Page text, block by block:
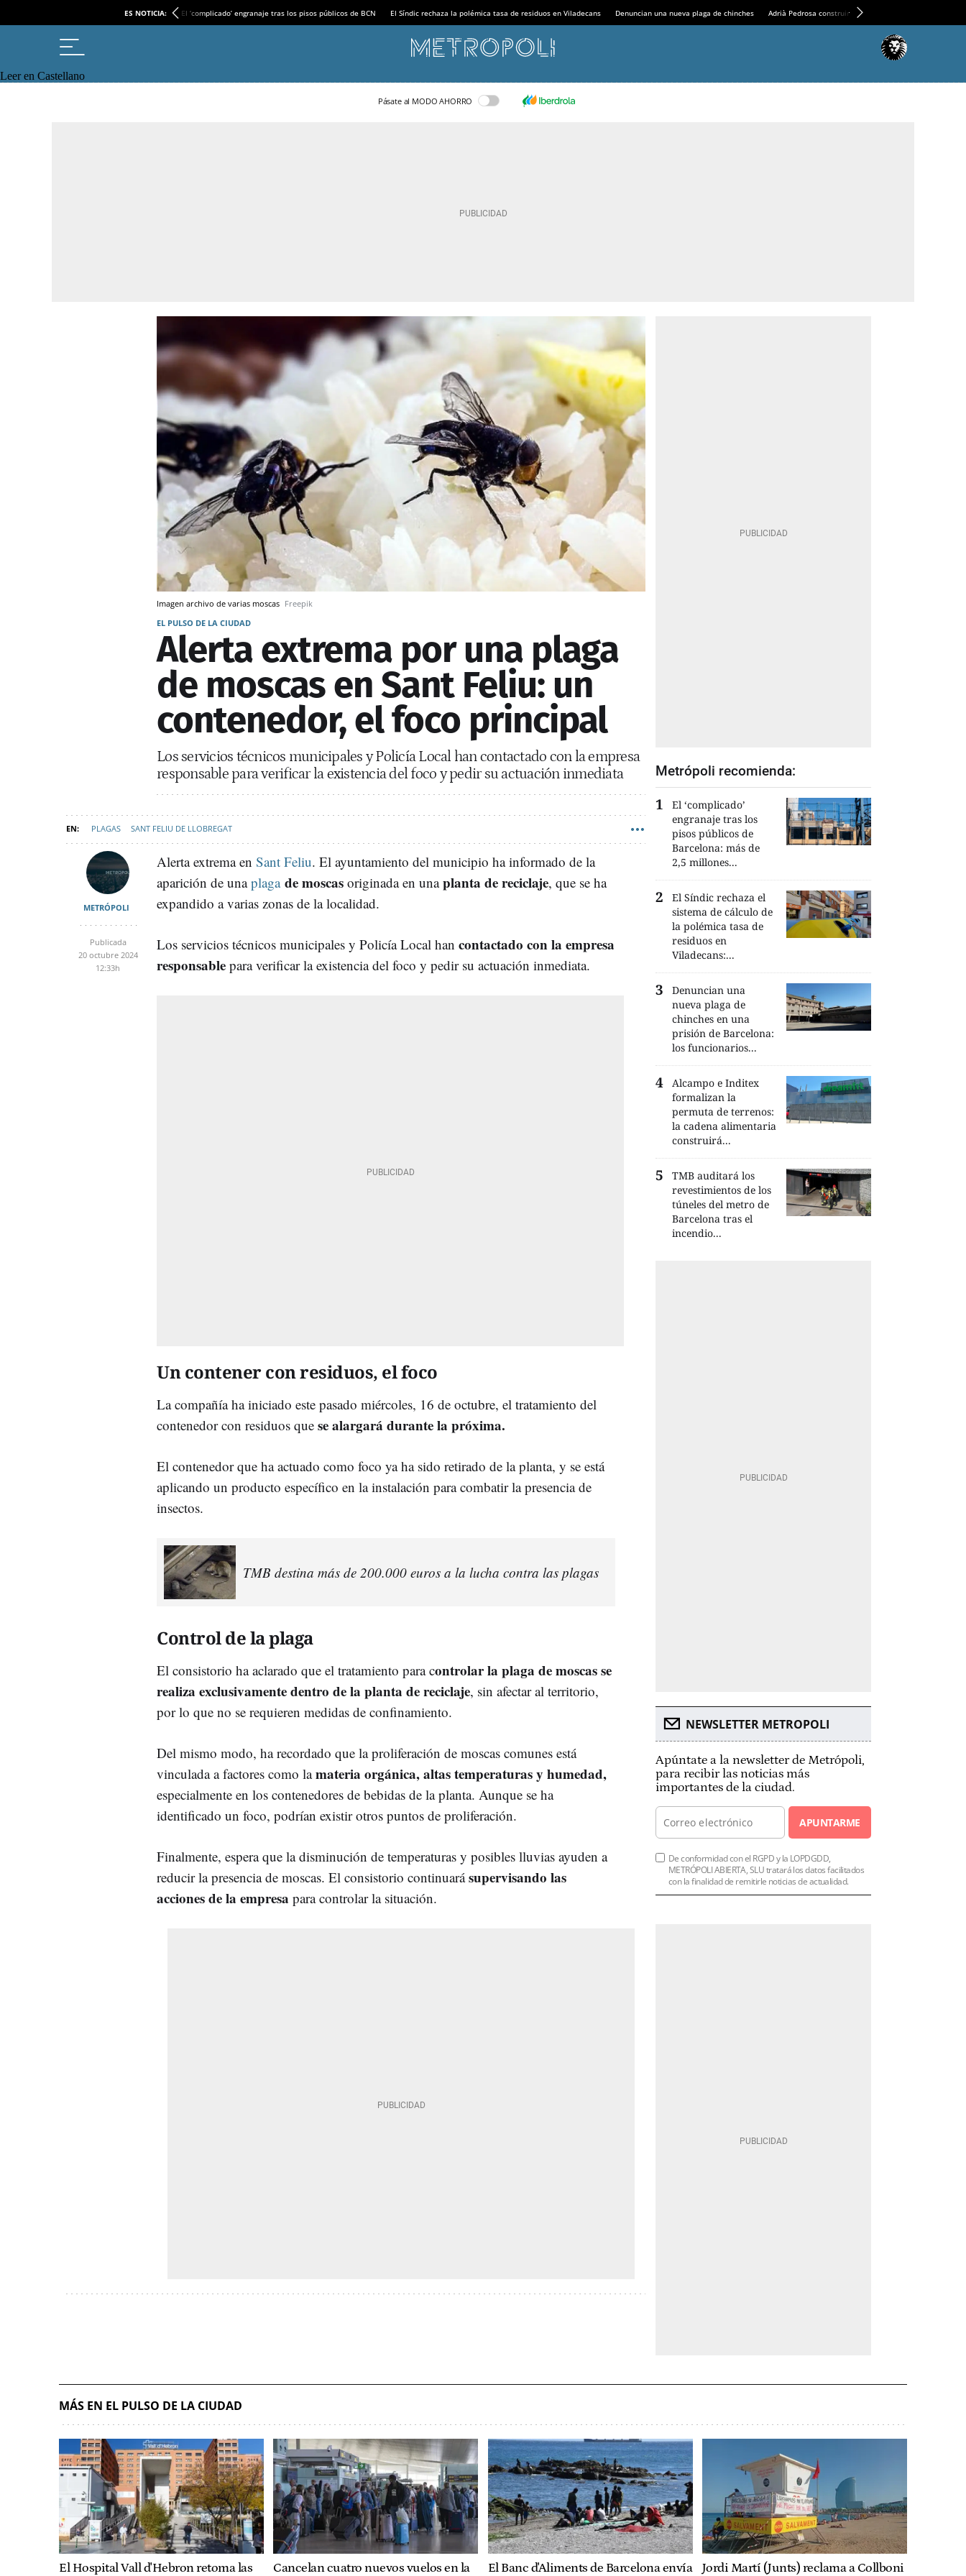
ES NOTICIA: El ‘complicado’ engranaje tras los pisos públicos de BCN El Síndic rechaza la polémica tasa de residuos en Viladecans Denuncian una nueva plaga de chinches Adrià Pedrosa construirá la nueva residencia en el
Leer en Castellano
Pásate al MODO AHORRO
Imagen archivo de varias moscas Freepik
EL PULSO DE LA CIUDAD
Alerta extrema por una plaga
de moscas en Sant Feliu: un
contenedor, el foco principal
Los servicios técnicos municipales y Policía Local han contactado con la empresa
responsable para verificar la existencia del foco y pedir su actuación inmediata
PLAGAS SANT FELIU DE LLOBREGAT
METRÓPOLI
Publicada
20 octubre 2024
12:33h
Alerta extrema en Sant Feliu. El ayuntamiento del municipio ha informado de la
aparición de unaplagade moscas originada en unaplanta de reciclaje, que se ha
expandido a varias zonas de la localidad.
Los servicios técnicos municipales y Policía Local han contactado con la empresa
responsable para verificar la existencia del foco y pedir su actuación inmediata.
Un contener con residuos, el foco
La compañía ha iniciado este pasado miércoles, 16 de octubre, el tratamiento del
contenedor con residuos que se alargará durante la próxima.
El contenedor que ha actuado como foco ya ha sido retirado de la planta, y se está
aplicando un producto específico en la instalación para combatir la presencia de
insectos.
TMB destina más de 200.000 euros a la lucha contra las plagas
Control de la plaga
El consistorio ha aclarado que el tratamiento para controlar la plaga de moscas se
realiza exclusivamente dentro de la planta de reciclaje, sin afectar al territorio,
por lo que no se requieren medidas de confinamiento.
Del mismo modo, ha recordado que la proliferación de moscas comunes está
vinculada a factores como lamateria orgánica, altas temperaturas y humedad,
especialmente en los contenedores de bebidas de la planta. Aunque se ha
identificado un foco, podrían existir otros puntos de proliferación.
Finalmente, espera que la disminución de temperaturas y posibles lluvias ayuden a
reducir la presencia de moscas. El consistorio continuarásupervisando las
acciones de la empresa para controlar la situación.
Metrópoli recomienda:
El ‘complicado’
engranaje tras los
pisos públicos de
Barcelona: más de
2,5 millones...
El Síndic rechaza el
sistema de cálculo de
la polémica tasa de
residuos en
Viladecans:...
Denuncian una
nueva plaga de
chinches en una
prisión de Barcelona:
los funcionarios...
Alcampo e Inditex
formalizan la
permuta de terrenos:
la cadena alimentaria
construirá...
TMB auditará los
revestimientos de los
túneles del metro de
Barcelona tras el
incendio...
NEWSLETTER METROPOLI
Apúntate a la newsletter de Metrópoli,
para recibir las noticias más
importantes de la ciudad.
APUNTARME
De conformidad con el RGPD y la LOPDGDD,
METRÓPOLI ABIERTA, SLU tratará los datos facilitados
con la finalidad de remitirle noticias de actualidad.
MÁS EN EL PULSO DE LA CIUDAD
El Hospital Vall d'Hebron retoma las
Cancelan cuatro nuevos vuelos en la
El Banc d'Aliments de Barcelona envía
Jordi Martí (Junts) reclama a Collboni